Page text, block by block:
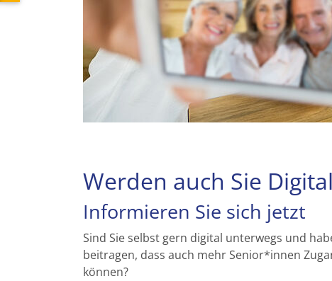
Werden auch Sie
Informieren Sie sich jetzt
Sind Sie selbst gern digital unterwegs und
beitragen, dass auch mehr Senior*innen
können?